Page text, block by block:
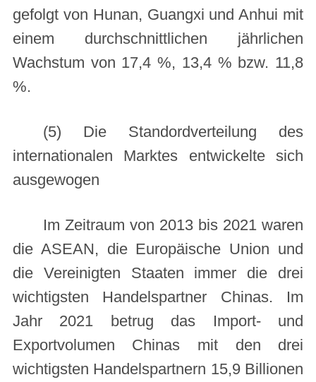
gefolgt von Hunan, Guangxi und Anhui mit
einem durchschnittlichen jährlichen
Wachstum von 17,4 %, 13,4 % bzw. 11,8
%.
(5) Die Standordverteilung des
internationalen Marktes entwickelte sich
ausgewogen
Im Zeitraum von 2013 bis 2021 waren
die ASEAN, die Europäische Union und
die Vereinigten Staaten immer die drei
wichtigsten Handelspartner Chinas. Im
Jahr 2021 betrug das Import- und
Exportvolumen Chinas mit den drei
wichtigsten Handelspartnern 15,9 Billionen